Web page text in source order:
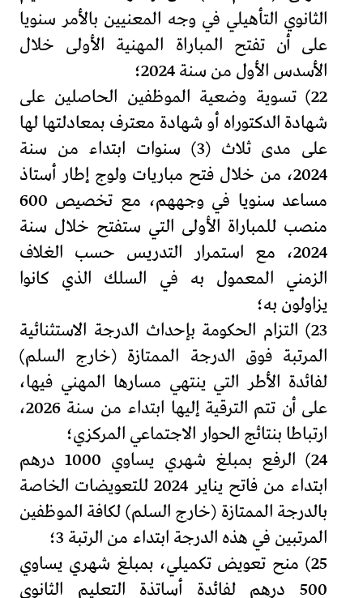
الثانوي التأهيلي في وجه المعنيين بالأمر سنويا
على أن تفتح المباراة المهنية الأولى خلال
الأسدس الأول من سنة 2024؛
22) تسوية وضعية الموظفين الحاصلين على
شهادة الدكتوراه أو شهادة معترف بمعادلتها لها
على مدى ثلاث (3) سنوات ابتداء من سنة
2024، من خلال فتح مباريات ولوج إطار أستاذ
مساعد سنويا في وجههم، مع تخصيص 600
منصب للمباراة الأولى التي ستفتح خلال سنة
2024، مع استمرار التدريس حسب الغلاف
الزمني المعمول به في السلك الذي كانوا
يزاولون به؛
23) التزام الحكومة بإحداث الدرجة الاستثنائية
المرتبة فوق الدرجة الممتازة (خارج السلم)
لفائدة الأطر التي ينتهي مسارها المهني فيها،
على أن تتم الترقية إليها ابتداء من سنة 2026،
ارتباطا بنتائج الحوار الاجتماعي المركزي؛
24) الرفع بمبلغ شهري يساوي 1000 درهم
ابتداء من فاتح يناير 2024 للتعويضات الخاصة
بالدرجة الممتازة (خارج السلم) لكافة الموظفين
المرتبين في هذه الدرجة ابتداء من الرتبة 3؛
25) منح تعويض تكميلي، بمبلغ شهري يساوي
500 درهم لفائدة أساتذة التعليم الثانوي